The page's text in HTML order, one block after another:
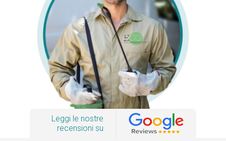
Leggi le nostre
recensioni su